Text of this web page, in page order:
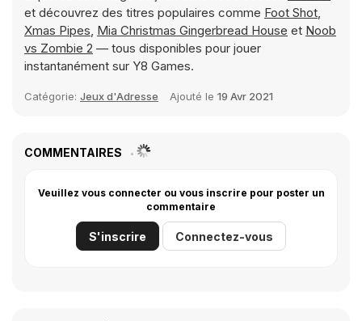
et découvrez des titres populaires comme Foot Shot,
Xmas Pipes, Mia Christmas Gingerbread House et Noob
vs Zombie 2 — tous disponibles pour jouer
instantanément sur Y8 Games.
Catégorie: Jeux d'Adresse Ajouté le 19 Avr 2021
COMMENTAIRES
Veuillez vous connecter ou vous inscrire pour poster un
commentaire
S'inscrire Connectez-vous